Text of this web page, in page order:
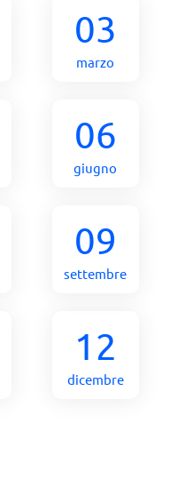
03
marzo
06
giugno
09
settembre
12
dicembre